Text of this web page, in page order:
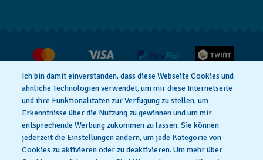
Verkaufs- und Lieferbedingungen
Vertrag widerrufen
Datenschutzerklärung Cookies Hinweis
Ich bin damit einverstanden, dass diese Webseite Cookies und
ähnliche Technologien verwendet, um mir diese Internetseite
und ihre Funktionalitäten zur Verfügung zu stellen, um
Erkenntnisse über die Nutzung zu gewinnen und um mir
entsprechende Werbung zukommen zu lassen. Sie können
jederzeit die Einstellungen ändern, um jede Kategorie von
Cookies zu aktivieren oder zu deaktivieren. Um mehr über